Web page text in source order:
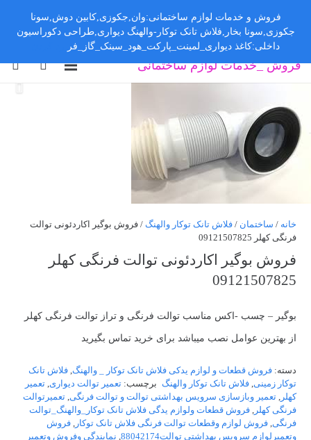
فروش _خدمات لوازم ساختمانی
خانه / ساختمان / فلاش تانک توکار والهنگ / فروش بوگیر اکاردئونی توالت
فرنگی کهلر 09121507825
فروش بوگیر اکاردئونی توالت فرنگی کهلر
09121507825
بوگیر – چسب -اکس مناسب توالت فرنگی و تراز توالت فرنگی کهلر
از بهترین عوامل نصب میباشد برای خرید تماس بگیرید
دسته: فروش قطعات و لوازم یدکی فلاش تانک توکار _ والهنگ, فلاش تانک
توکار زمینی, فلاش تانک توکار والهنگ برچسب:تعمیر توالت دیواری,تعمیر
کهلر , تعمیر وبازسازی سرویس بهداشتی توالت و توالت فرنگی, تعمیرتوالت
فرنگی کهلر , فروش قطعات ولوازم یدگی فلاش تانک توکار_والهنگ_توالت
فرنگی, فروش لوازم وقطعات توالت فرنگی فلاش تانک توکار , فروش
وتعمیرلوازم سرویس بهداشتی توالت88042174
, نمایندگی وفروش وتعمیر
فروش و خدمات لوازم ساختمانی:وان,جکوزی,کابین دوش,سونا
جکوزی,سونا بخار,فلاش تانک توکار-والهنگ دیواری,طراحی دکوراسیون
داخلی:کاغذ دیواری_لمینت_پارکت_هود_سینک_گاز_فر